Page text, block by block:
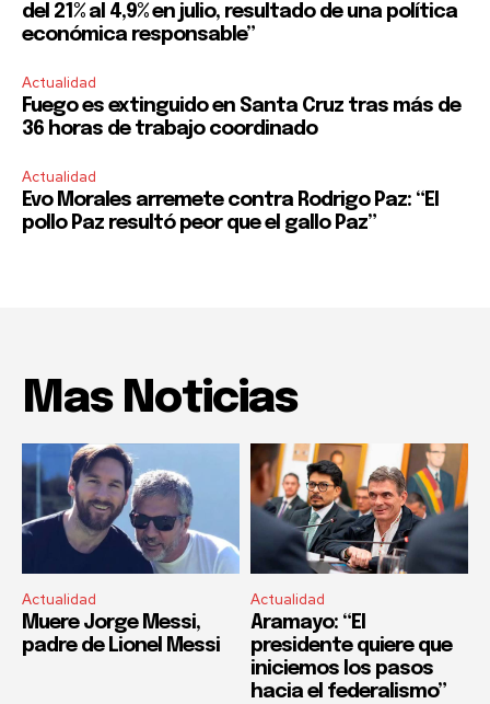
del 21% al 4,9% en julio, resultado de una política
económica responsable”
Actualidad
Fuego es extinguido en Santa Cruz tras más de
36 horas de trabajo coordinado
Actualidad
Evo Morales arremete contra Rodrigo Paz: “El
pollo Paz resultó peor que el gallo Paz”
Mas Noticias
Actualidad
Muere Jorge Messi,
padre de Lionel Messi
Actualidad
Aramayo: “El
presidente quiere que
iniciemos los pasos
hacia el federalismo”